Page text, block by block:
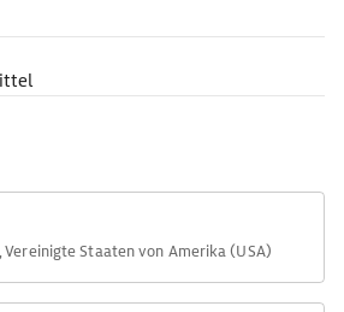
Vereinigte Staaten von Amerika (USA)